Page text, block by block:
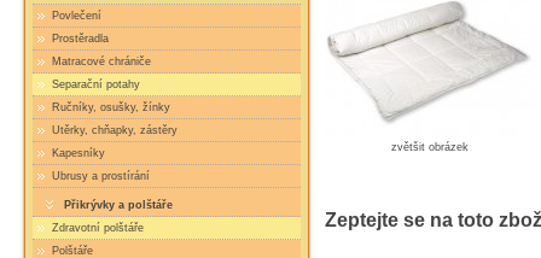
Povlečení
Prostěradla
Matracové chrániče
Separační potahy
Ručníky, osušky, žínky
Utěrky, chňapky, zástěry
Kapesníky
Ubrusy a prostírání
Přikrývky a polštáře
Zdravotní polštáře
Polštáře
zvětšit obrázek
Zeptejte se na toto